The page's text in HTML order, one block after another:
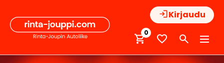
sisältöön
Kirjaudu
0